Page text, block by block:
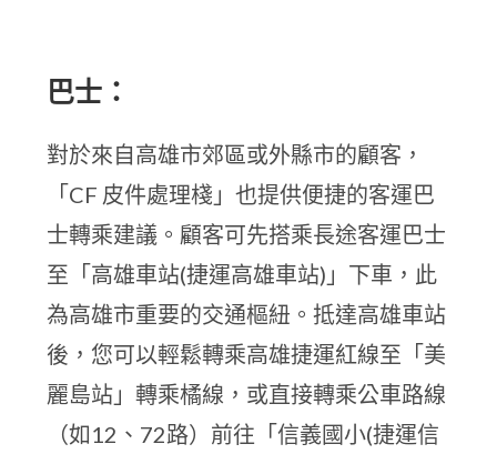
巴士：
對於來自高雄市郊區或外縣市的顧客，
「CF 皮件處理棧」也提供便捷的客運巴
士轉乘建議。顧客可先搭乘長途客運巴士
至「高雄車站(捷運高雄車站)」下車，此
為高雄市重要的交通樞紐。抵達高雄車站
後，您可以輕鬆轉乘高雄捷運紅線至「美
麗島站」轉乘橘線，或直接轉乘公車路線
（如12、72路）前往「信義國小(捷運信